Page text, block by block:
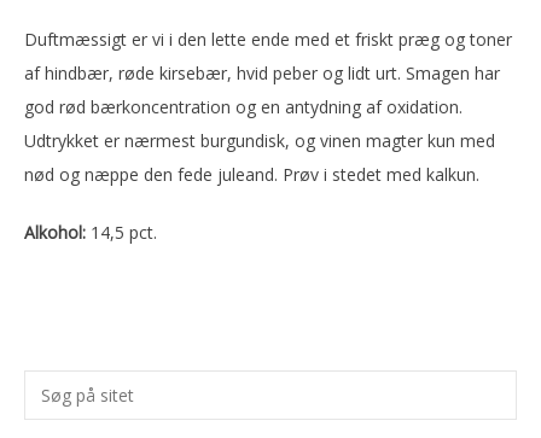
Duftmæssigt er vi i den lette ende med et friskt præg og toner
af hindbær, røde kirsebær, hvid peber og lidt urt. Smagen har
god rød bærkoncentration og en antydning af oxidation.
Udtrykket er nærmest burgundisk, og vinen magter kun med
nød og næppe den fede juleand. Prøv i stedet med kalkun.
Alkohol: 14,5 pct.
Primær
Sidebar
Søg
på